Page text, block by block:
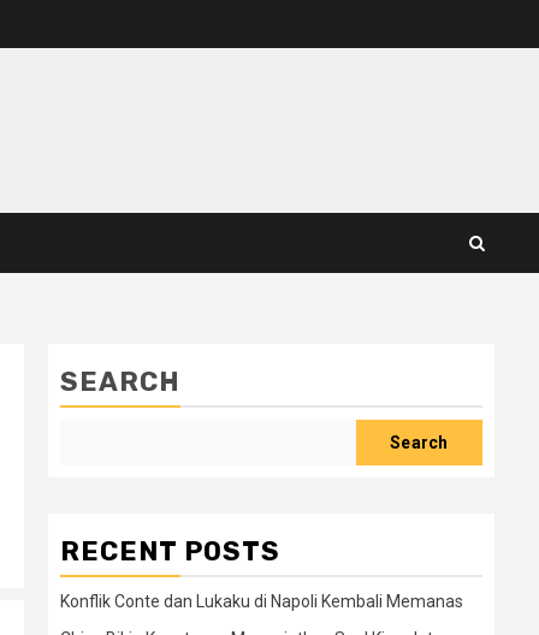
SEARCH
Search
RECENT POSTS
Konflik Conte dan Lukaku di Napoli Kembali Memanas